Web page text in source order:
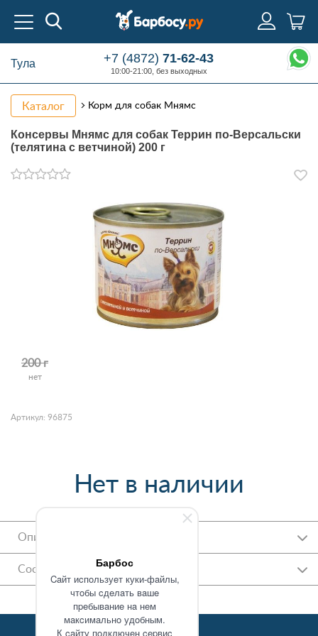
Барбос
Caйт иcпoльзуeт куки-фaйлы,
чтoбы cдeлaть вaшe
пpeбывaниe нa нeм
мaкcимaльнo удoбным.
К caйту пoдключeн cepвиc
Тула +7 (4872)71-62-43
10:00-21:00, без выходных
Каталог Корм для собак Мнямс
Консервы Мнямс для собак Террин по-Версальски
(телятина с ветчиной) 200 г
200 г
нет
Артикул: 96875
Нет в наличии
Описание
Состав